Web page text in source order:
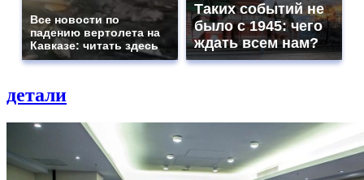
Все новости по
падению вертолета на
Кавказе: читать здесь
Таких событий не
было с 1945: чего
ждать всем нам?
детали